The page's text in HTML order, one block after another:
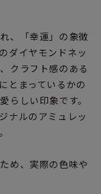
～
、「幸運」の象徴
ダイヤモンドネッ
クラフト感のある
とまっているかの
らしい印象です。
ナルのアミュレッ
め、実際の色味や